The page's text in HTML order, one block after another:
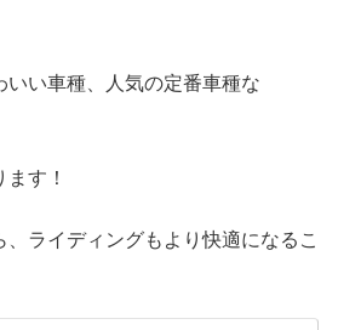
いい車種、人気の定番車種な
す！
ライディングもより快適になるこ